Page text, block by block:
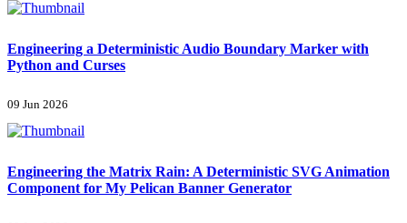
Engineering a Deterministic Audio Boundary Marker with
Python and Curses
09 Jun 2026
Engineering the Matrix Rain: A Deterministic SVG Animation
Component for My Pelican Banner Generator